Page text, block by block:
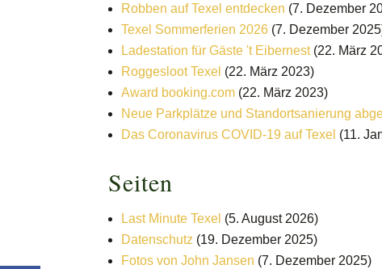
Robben auf Texel entdecken (7. Dezember
Texel Sommerferien 2026 (7. Dezember
Ladestation für Gäste 't Eibernest (22. März
Roggesloot Texel (22. März 2023)
Award booking.com (22. März 2023)
Neue Parkplätze und Standortsanierung
Das Coronavirus COVID-19 auf Texel (11.
Seiten
Last Minute Texel (5. August 2026)
Datenschutz (19. Dezember 2025)
Fotos von John Jansen (7. Dezember 2025)